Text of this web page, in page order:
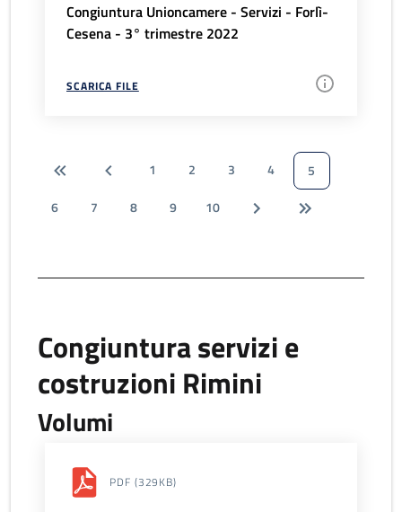
Congiuntura Unioncamere - Servizi - Forlì-
Cesena - 3° trimestre 2022
SCARICA FILE
1 2 3 4
5
6
7 8 9 10
Congiuntura servizi e
costruzioni Rimini
Volumi
PDF (329KB)